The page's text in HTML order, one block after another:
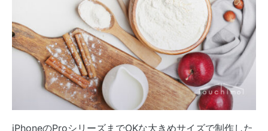
iPhoneのProシリーズまでOKな大きめサイズで制作した